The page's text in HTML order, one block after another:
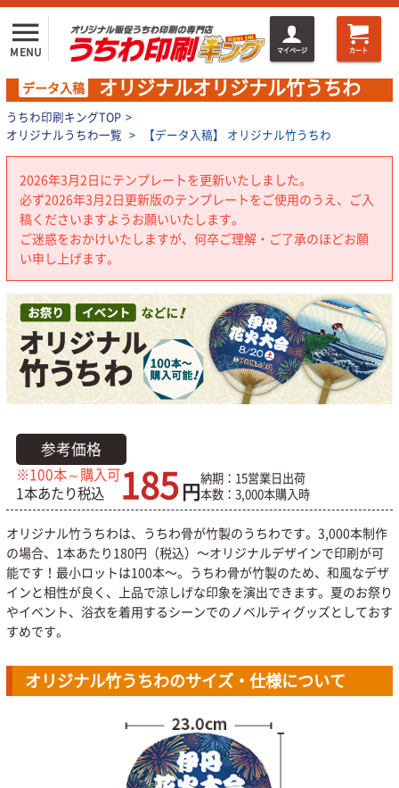
menu
MENU マイページ カート
データ入稿 オリジナルオリジナル竹うちわ
うちわ印刷キングTOP >
オリジナルうちわ一覧 > 【データ入稿】 オリジナル竹うちわ
2026年3月2日にテンプレートを更新いたしました。
必ず2026年3月2日更新版のテンプレートをご使用のうえ、ご入
稿くださいますようお願いいたします。
ご迷惑をおかけいたしますが、何卒ご理解・ご了承のほどお願
い申し上げます。
参考価格
※100本～購入可
1本あたり税込
185円納期：15営業日出荷
本数：3,000本購入時
オリジナル竹うちわは、うちわ骨が竹製のうちわです。3,000本制作
の場合、1本あたり180円（税込）〜オリジナルデザインで印刷が可
能です！最小ロットは100本〜。うちわ骨が竹製のため、和風なデザ
インと相性が良く、上品で涼しげな印象を演出できます。夏のお祭り
やイベント、浴衣を着用するシーンでのノベルティグッズとしておす
すめです。
オリジナル竹うちわのサイズ・仕様について